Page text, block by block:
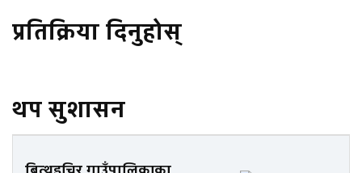
प्रतिक्रिया दिनुहोस्
थप सुशासन